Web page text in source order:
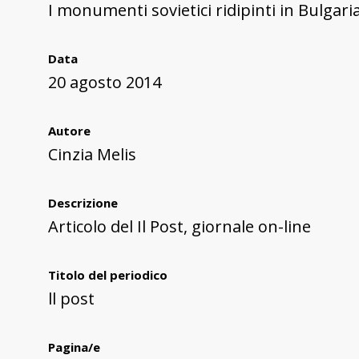
I monumenti sovietici ridipinti in
Data
20 agosto 2014
Autore
Cinzia Melis
Descrizione
Articolo del Il Post, giornale on-line
Titolo del periodico
ll post
Pagina/e